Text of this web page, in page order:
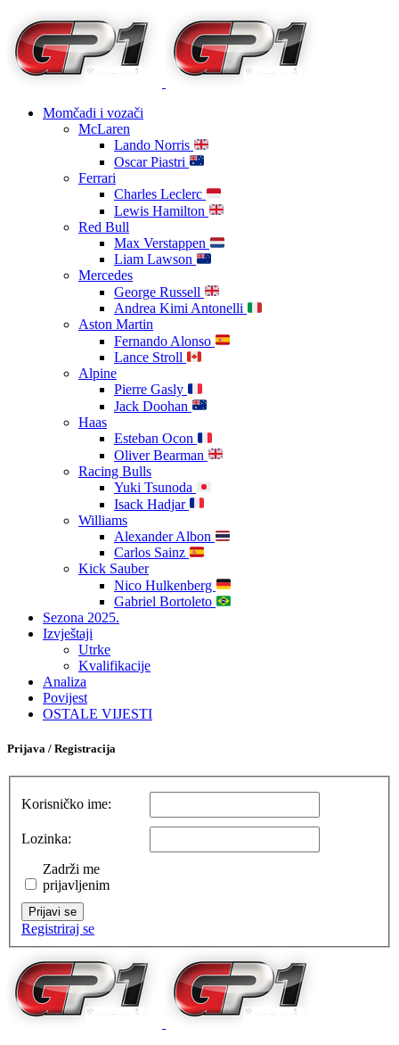
Momčadi i vozači
McLaren
Lando Norris
Oscar Piastri
Ferrari
Charles Leclerc
Lewis Hamilton
Red Bull
Max Verstappen
Liam Lawson
Mercedes
George Russell
Andrea Kimi Antonelli
Aston Martin
Fernando Alonso
Lance Stroll
Alpine
Pierre Gasly
Jack Doohan
Haas
Esteban Ocon
Oliver Bearman
Racing Bulls
Yuki Tsunoda
Isack Hadjar
Williams
Alexander Albon
Carlos Sainz
Kick Sauber
Nico Hulkenberg
Gabriel Bortoleto
Sezona 2025.
Izvještaji
Utrke
Kvalifikacije
Analiza
Povijest
OSTALE VIJESTI
Prijava / Registracija
Korisničko ime:
Lozinka:
Zadrži me
prijavljenim
Prijavi se
Registriraj se